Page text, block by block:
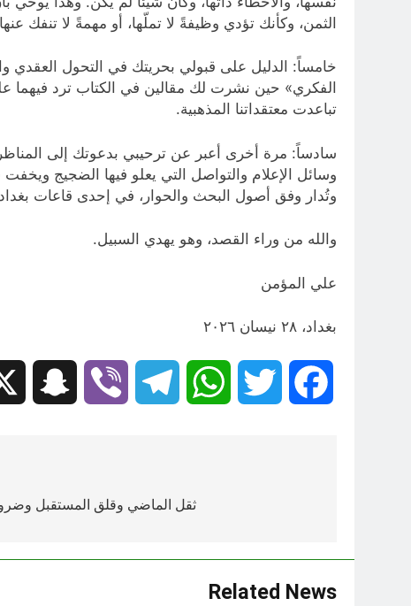
الثمن، وكأنك تؤدي وظيفةً لا تملّها، أو مهمةً لا تنفك
خامساً: الدليل على قبولي بحريتك في التحول
الفكري» حين نشرت لك مقالين في الكتاب ترد فيهما
تباعدت معتقداتنا المذهبية.
سادساً: مرة أخرى أعبر عن ترحيبي بدعوتك إلى
وسائل الإعلام والتواصل التي يعلو فيها الضجيج
وتُدار وفق أصول البحث والحوار، في إحدى قاعات بغداد
والله من وراء القصد، وهو يهدي السبيل.
علي المؤمن
بغداد، ٢٨ نيسان ٢٠٢٦
Facebook
Twitter
WhatsApp
Telegram
Viber
ثقل الماضي وقلق المستقبل
Related News